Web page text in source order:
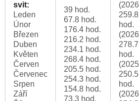
svit:
Leden
Únor
Březen
Duben
Květen
Červen
Červenec
Srpen
Září
39 hod.
67.8 hod.
176.4 hod.
216.2 hod.
234.1 hod.
268.4 hod.
205.5 hod.
254.3 hod.
154.8 hod.
73.3 hod.
259.8
hod.
278.7
hod.
250.5
hod.